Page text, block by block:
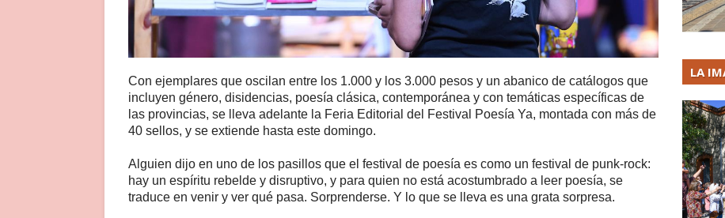
Con ejemplares que oscilan entre los 1.000 y los 3.000 pesos y un abanico de catálogos que
incluyen género, disidencias, poesía clásica, contemporánea y con temáticas específicas de
las provincias, se lleva adelante la Feria Editorial del Festival Poesía Ya, montada con más de
40 sellos, y se extiende hasta este domingo.
Alguien dijo en uno de los pasillos que el festival de poesía es como un festival de punk-rock:
hay un espíritu rebelde y disruptivo, y para quien no está acostumbrado a leer poesía, se
traduce en venir y ver qué pasa. Sorprenderse. Y lo que se lleva es una grata sorpresa.
LA